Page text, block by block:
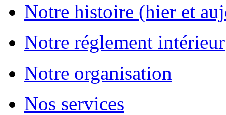
Notre histoire (hier et
Notre réglement intérieur
Notre organisation
Nos services